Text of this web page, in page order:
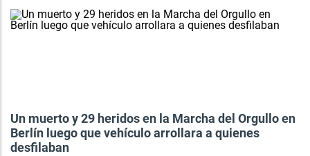
Un muerto y 29 heridos en la Marcha del Orgullo en
Berlín luego que vehículo arrollara a quienes
desfilaban